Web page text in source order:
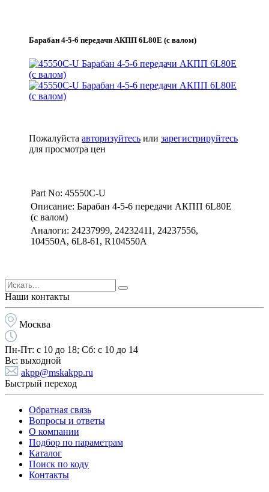
Барабан 4-5-6 передачи АКПП 6L80E (с валом)
Пожалуйста авторизуйтесь или зарегистрируйтесь
для просмотра цен
Part No: 45550C-U
Описание: Барабан 4-5-6 передачи АКПП 6L80E
(с валом)
Аналоги: 24237999, 24232411, 24237556,
104550A, 6L8-61, R104550A
Наши контакты
Москва
Пн-Пт: с 10 до 18; Cб: с 10 до 14
Вс: выходной
akpp@mskakpp.ru
Быстрый переход
Обратная связь
Вопросы и ответы
О компании
Подбор по параметрам
Каталог
Поиск по коду
Контакты